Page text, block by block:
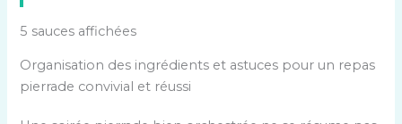
a
u
e
s
5 sauces affichées
Organisation des ingrédients et astuces pour un repas
pierrade convivial et réussi